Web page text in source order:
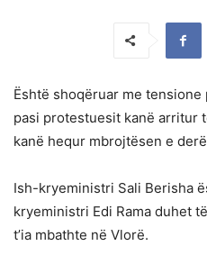
Është shoqëruar me
pasi protestuesit kanë arritur
kanë hequr mbrojtësen e
Ish-kryeministri Sali Berisha
kryeministri Edi Rama duhet
t’ia mbathte në Vlorë.